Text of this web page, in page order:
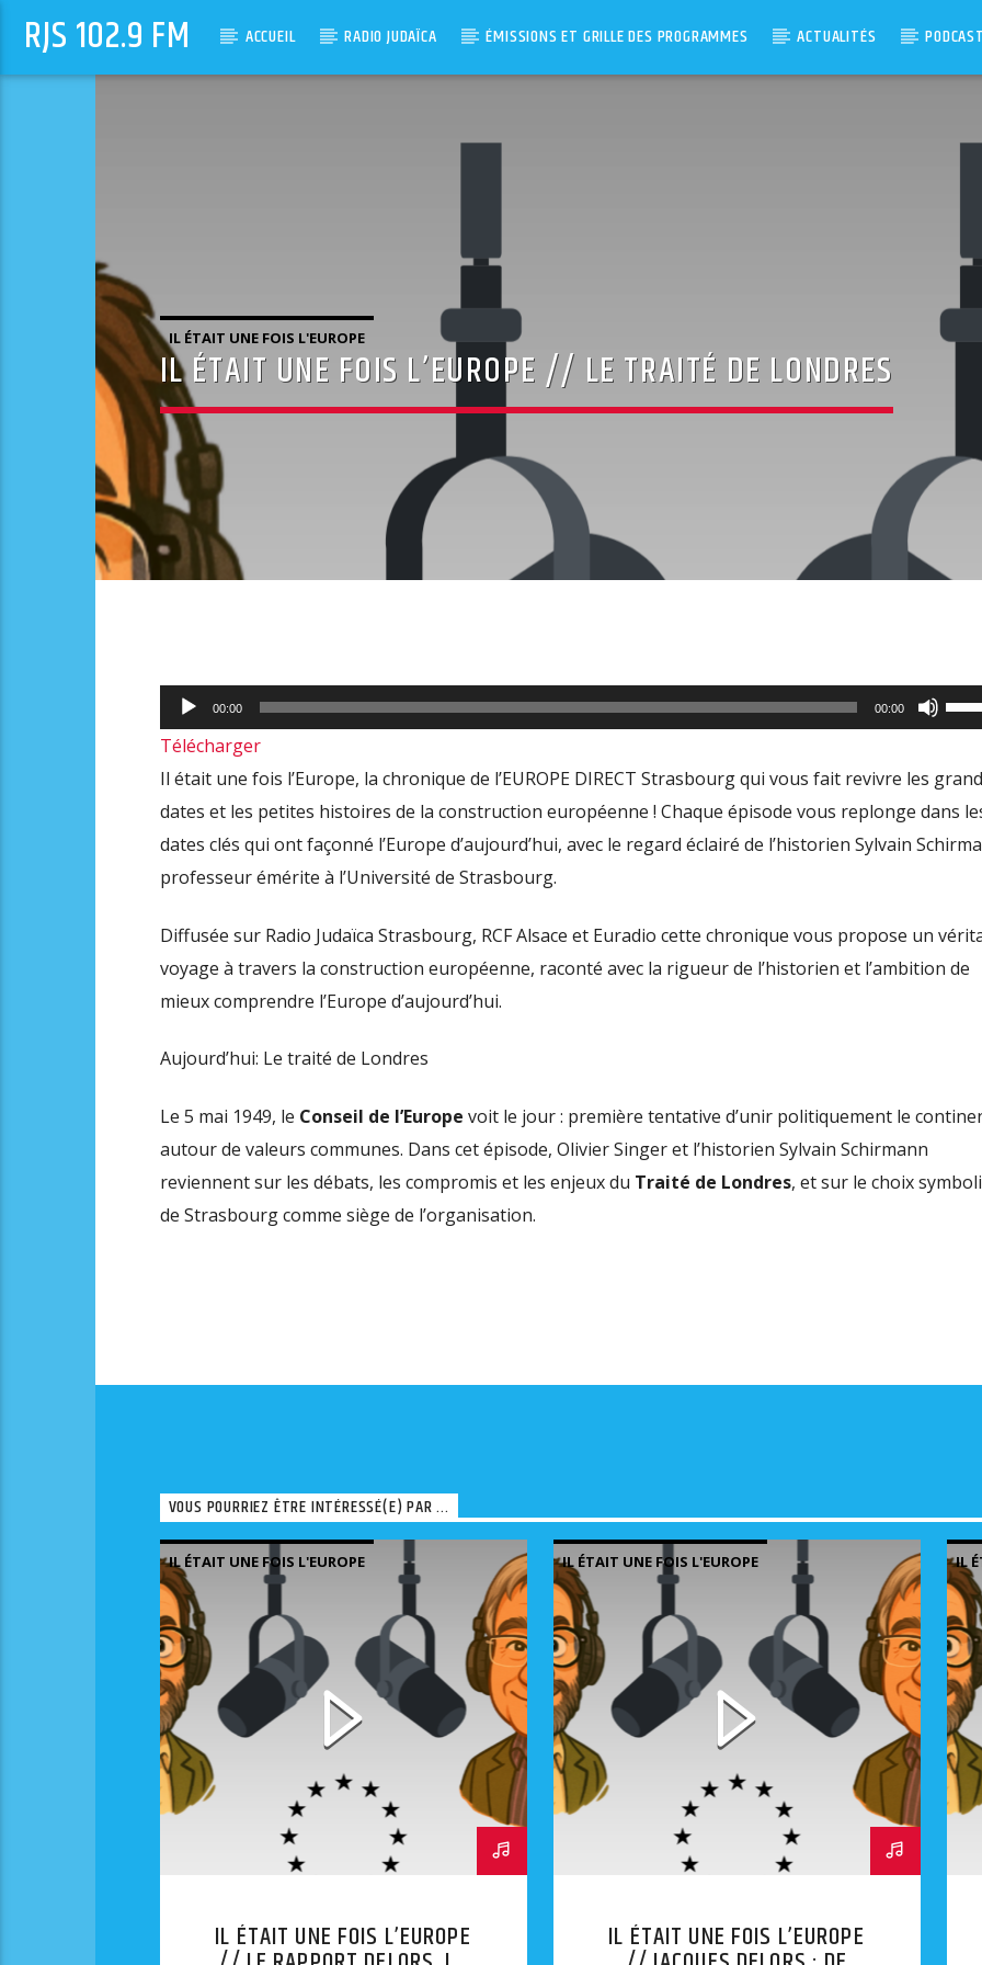
RJS 102.9 FM ACCUEIL RADIO JUDAÏCA ÉMISSIONS ET GRILLE DES PROGRAMMES ACTUALITÉS
IL ÉTAIT UNE FOIS L'EUROPE
IL ÉTAIT UNE FOIS L’EUROPE // LE TRAITÉ DE LONDRES
Lecteur
audio
00:00 00:00
les
le
Télécharger
Il était une fois l’Europe, la chronique de l’EUROPE DIRECT Strasbourg qui vous fait revivre les
dates et les petites histoires de la construction européenne ! Chaque épisode vous replonge dans
dates clés qui ont façonné l’Europe d’aujourd’hui, avec le regard éclairé de l’historien Sylvain
professeur émérite à l’Université de Strasbourg.
Diffusée sur Radio Judaïca Strasbourg, RCF Alsace et Euradio cette chronique vous propose un
voyage à travers la construction européenne, raconté avec la rigueur de l’historien et l’ambition de
mieux comprendre l’Europe d’aujourd’hui.
Aujourd’hui: Le traité de Londres
Le 5 mai 1949, le Conseil de l’Europe voit le jour : première tentative d’unir politiquement le
autour de valeurs communes. Dans cet épisode, Olivier Singer et l’historien Sylvain Schirmann
reviennent sur les débats, les compromis et les enjeux du Traité de Londres, et sur le choix
de Strasbourg comme siège de l’organisation.
VOUS POURRIEZ ÊTRE INTÉRESSÉ(E) PAR ...
IL ÉTAIT UNE FOIS L'EUROPE
IL ÉTAIT UNE FOIS L’EUROPE
IL ÉTAIT UNE FOIS L'EUROPE
IL ÉTAIT UNE FOIS L’EUROPE
IL